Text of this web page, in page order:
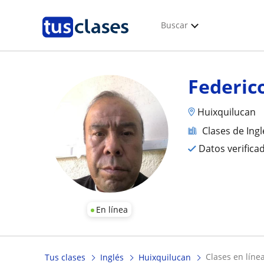
Buscar
En línea
Huixquilucan
Clases de
Datos
Tus clases Inglés Huixquilucan clases en